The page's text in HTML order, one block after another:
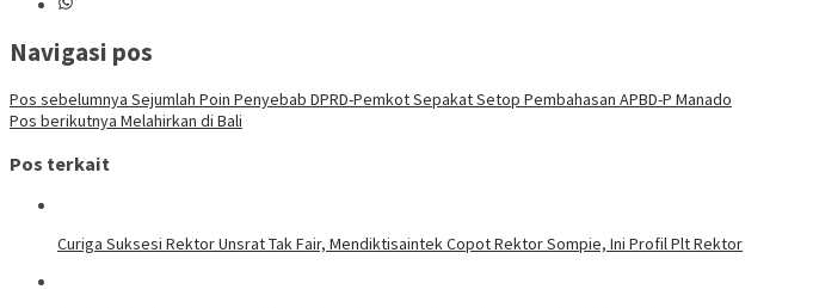
Navigasi pos
Pos sebelumnya Sejumlah Poin Penyebab DPRD-Pemkot Sepakat Setop Pembahasan APBD-P Manado
Pos berikutnya Melahirkan di Bali
Pos terkait
Curiga Suksesi Rektor Unsrat Tak Fair, Mendiktisaintek Copot Rektor Sompie, Ini Profil Plt Rektor